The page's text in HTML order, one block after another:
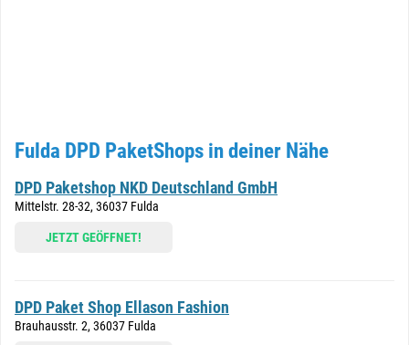
Fulda DPD PaketShops in deiner Nähe
DPD Paketshop NKD Deutschland GmbH
Mittelstr. 28-32, 36037 Fulda
JETZT GEÖFFNET!
DPD Paket Shop Ellason Fashion
Brauhausstr. 2, 36037 Fulda